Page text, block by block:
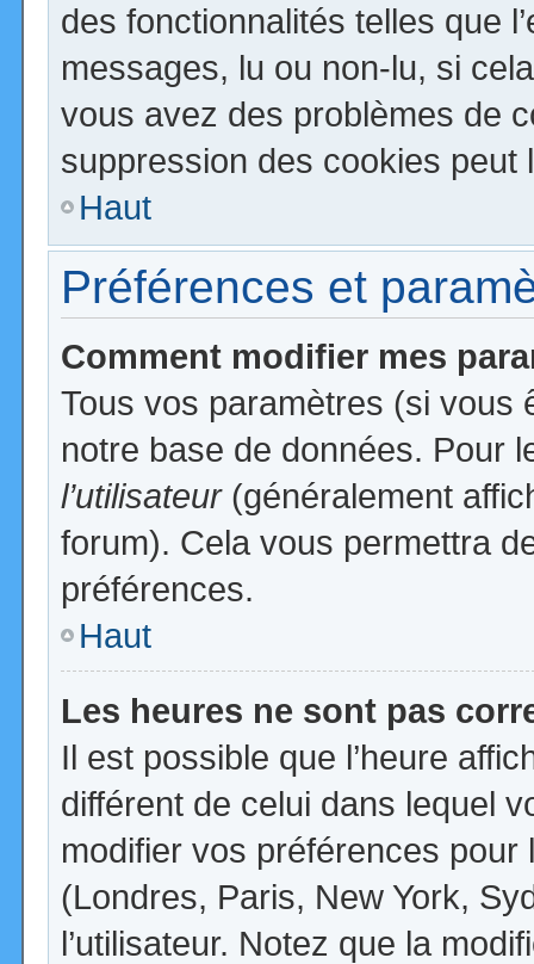
des fonctionnalités telles que
messages, lu ou non-lu, si
vous avez des problèmes de
suppression des cookies peut
Haut
Préférences et
Comment modifier mes
Tous vos paramètres (si vous
notre base de données. Pour
l’utilisateur(généralement
forum). Cela vous permettra
préférences.
Haut
Les heures ne sont pas
Il est possible que l’heure
différent de celui dans lequel
modifier vos préférences
(Londres, Paris, New York,
l’utilisateur. Notez que la